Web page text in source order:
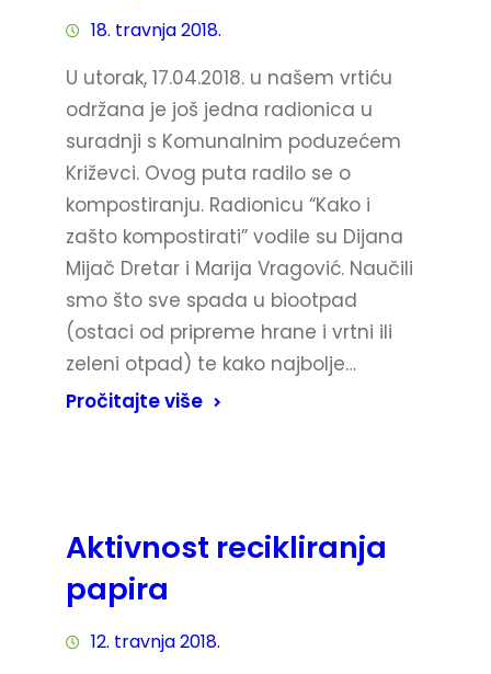
18. travnja 2018.
U utorak, 17.04.2018. u našem vrtiću
održana je još jedna radionica u
suradnji s Komunalnim poduzećem
Križevci. Ovog puta radilo se o
kompostiranju. Radionicu “Kako i
zašto kompostirati” vodile su Dijana
Mijač Dretar i Marija Vragović. Naučili
smo što sve spada u biootpad
(ostaci od pripreme hrane i vrtni ili
zeleni otpad) te kako najbolje…
Pročitajte više
Aktivnost recikliranja
papira
12. travnja 2018.